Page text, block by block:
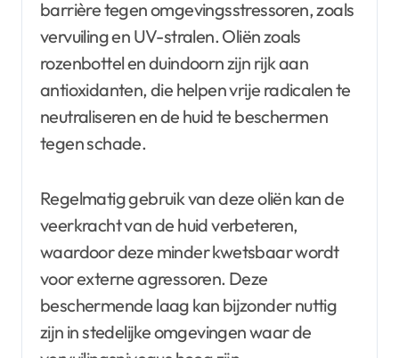
barrière tegen omgevingsstressoren, zoals
vervuiling en UV-stralen. Oliën zoals
rozenbottel en duindoorn zijn rijk aan
antioxidanten, die helpen vrije radicalen te
neutraliseren en de huid te beschermen
tegen schade.
Regelmatig gebruik van deze oliën kan de
veerkracht van de huid verbeteren,
waardoor deze minder kwetsbaar wordt
voor externe agressoren. Deze
beschermende laag kan bijzonder nuttig
zijn in stedelijke omgevingen waar de